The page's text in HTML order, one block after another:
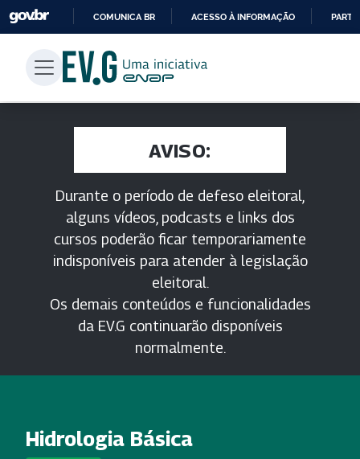
PARA
CONTEÚDO
COMUNICA BR ACESSO À INFORMAÇÃO
AVISO:
Durante o período de defeso eleitoral,
alguns vídeos, podcasts e links dos
cursos poderão ficar temporariamente
indisponíveis para atender à legislação
eleitoral.
Os demais conteúdos e funcionalidades
da EV.G continuarão disponíveis
normalmente.
Hidrologia Básica